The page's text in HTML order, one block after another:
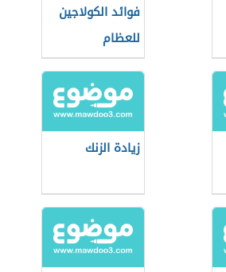
فوائد الكولاجين
للعظام
زيادة الزنك